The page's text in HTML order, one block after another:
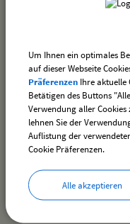
bis:
Es wurden keine
Um Ihnen ein optimales
auf dieser Webseite
Präferenzen Ihre aktuelle
Betätigen des Buttons
Verwendung aller
lehnen Sie der
Auflistung der
Cookie Präferenzen.
Alle akzeptieren